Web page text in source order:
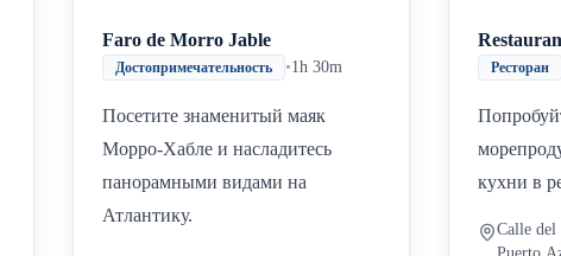
Faro de Morro Jable
Достопримечательность •1h 30m
Посетите знаменитый маяк
Морро-Хабле и насладитесь
панорамными видами на
Атлантику.
Ресторан
кухни в
Calle